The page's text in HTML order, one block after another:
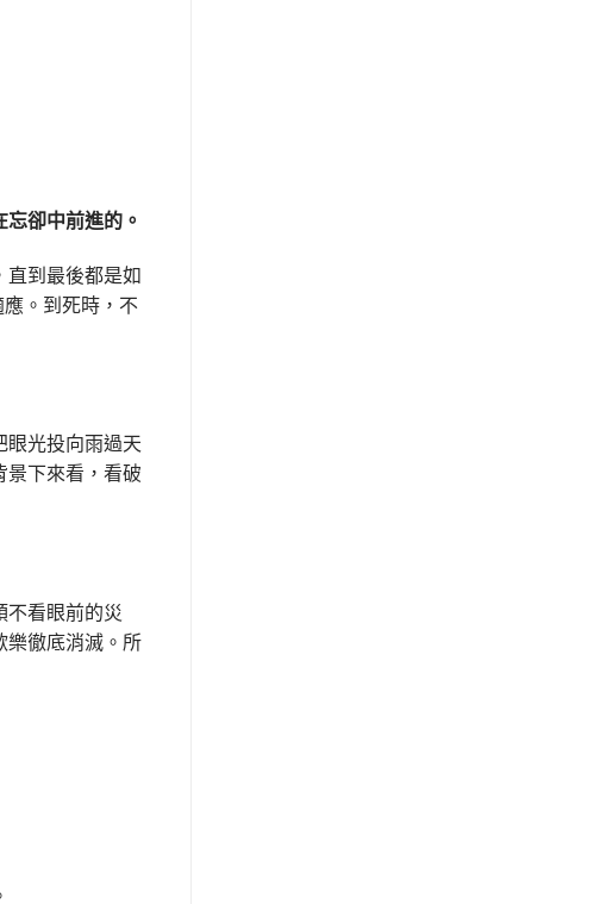
卻中前進的。
直到最後都是如
。到死時，不
眼光投向雨過天
景下來看，看破
不看眼前的災
樂徹底消滅。所